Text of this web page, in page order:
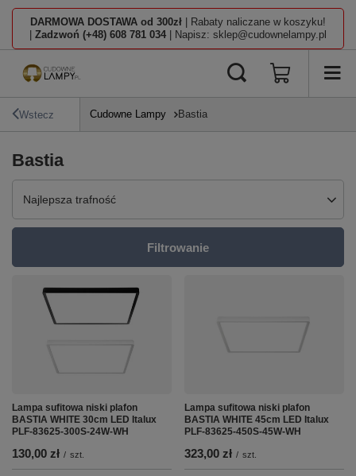
DARMOWA DOSTAWA od 300zł | Rabaty naliczane w koszyku!
Zadzwoń (+48) 608 781 034 | Napisz: sklep@cudownelampy.pl
Wstecz Cudowne Lampy Bastia
Bastia
Zmień sortowanie
Najlepsza trafność
Filtrowanie
Lampa sufitowa niski plafon
BASTIA WHITE 30cm LED Italux
PLF-83625-300S-24W-WH
130,00 zł / szt.
Lampa sufitowa niski plafon
BASTIA WHITE 45cm LED Italux
PLF-83625-450S-45W-WH
323,00 zł / szt.